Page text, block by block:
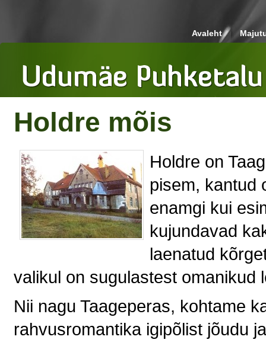
Avaleht
Holdre mõis
Holdre on
pisem, kantud
enamgi kui
kujundavad
laenatud
valikul on sugulastest omanikud
Nii nagu Taageperas, kohtame
rahvusromantika igipõlist jõudu